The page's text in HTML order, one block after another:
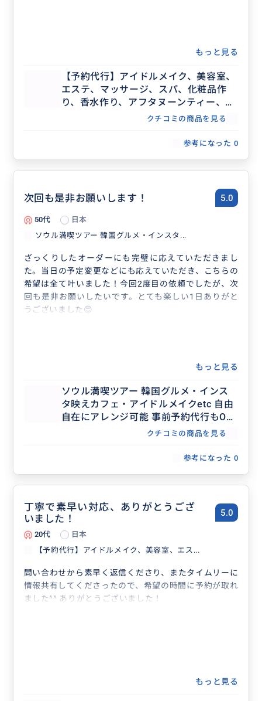
もっと見る
【予約代行】アイドルメイク、美容室、
エステ、マッサージ、スパ、化粧品作
り、香水作り、アフタヌーンティー、記
念日ディナー、レストラン団体予約な
クチコミの商品を見る
参考になった 0
次回も是非お願いします！ 5.0
50代
日本
ソウル満喫ツアー 韓国グルメ・インスタ...
ざっくりしたオーダーにも完璧に応えていただきまし
た。当日の予定変更などにも応えていただき、こちらの
希望は全て叶いました！今回2度目の依頼でしたが、次
回も是非お願いしたいです。とても楽しい1日ありがと
うございました😊
もっと見る
ソウル満喫ツアー 韓国グルメ・インス
タ映えカフェ・アイドルメイクetc 自由
自在にアレンジ可能 事前予約代行もOK
一人旅の空き時間、初めての韓国旅行、
クチコミの商品を見る
参考になった 0
丁寧で素早い対応、ありがとうござ
いました！
5.0
20代
日本
【予約代行】アイドルメイク、美容室、エス...
問い合わせから素早く返信くださり、またタイムリーに
情報共有してくださったので、希望の時間に予約が取れ
ました^^ ありがとうございました！
もっと見る